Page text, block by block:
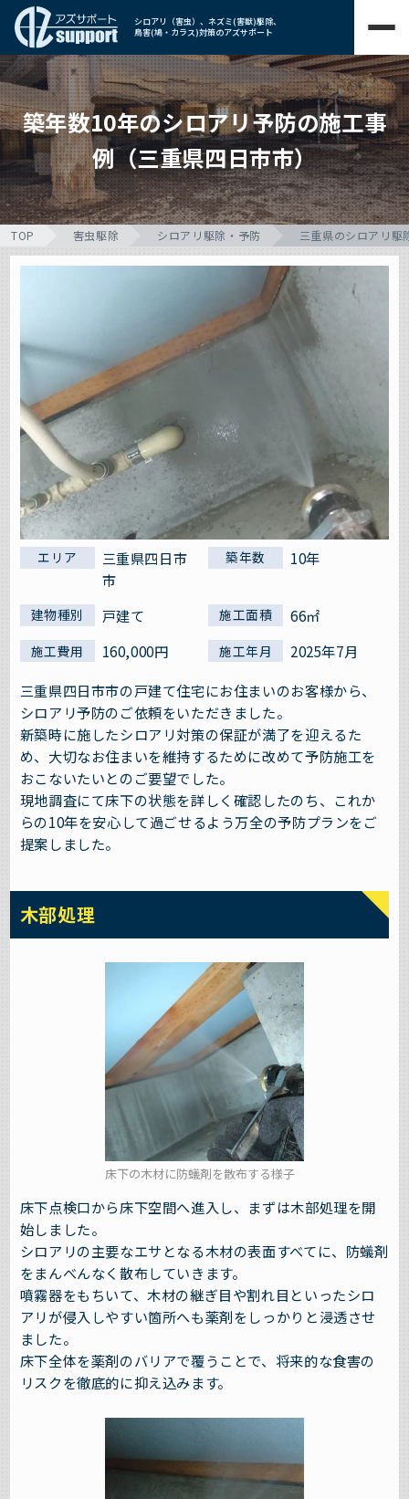
シロアリ（害虫）、ネズミ(害獣)駆除、
鳥害(鳩・カラス)対策のアズサポート
築年数10年のシロアリ予防の施工事
例（三重県四日市市）
TOP 害虫駆除 シロアリ駆除・予防 三重県のシロアリ駆
エリア
三重県四日市
市
築年数 10年
建物種別 戸建て 施工面積 66㎡
施工費用 160,000円 施工年月
2025年7月
三重県四日市市の戸建て住宅にお住まいのお客様から、
シロアリ予防のご依頼をいただきました。
新築時に施したシロアリ対策の保証が満了を迎えるた
め、大切なお住まいを維持するために改めて予防施工を
おこないたいとのご要望でした。
現地調査にて床下の状態を詳しく確認したのち、これか
らの10年を安心して過ごせるよう万全の予防プランをご
提案しました。
木部処理
床下の木材に防蟻剤を散布する様子
床下点検口から床下空間へ進入し、まずは木部処理を開
始しました。
シロアリの主要なエサとなる木材の表面すべてに、防蟻剤
をまんべんなく散布していきます。
噴霧器をもちいて、木材の継ぎ目や割れ目といったシロ
アリが侵入しやすい箇所へも薬剤をしっかりと浸透させ
ました。
床下全体を薬剤のバリアで覆うことで、将来的な食害の
リスクを徹底的に抑え込みます。